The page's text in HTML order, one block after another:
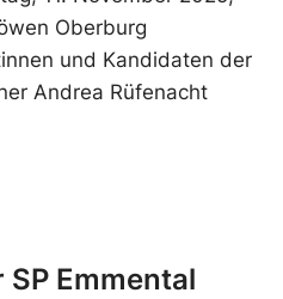
Oberburg
und Kandidaten der
Andrea Rüfenacht
Emmental